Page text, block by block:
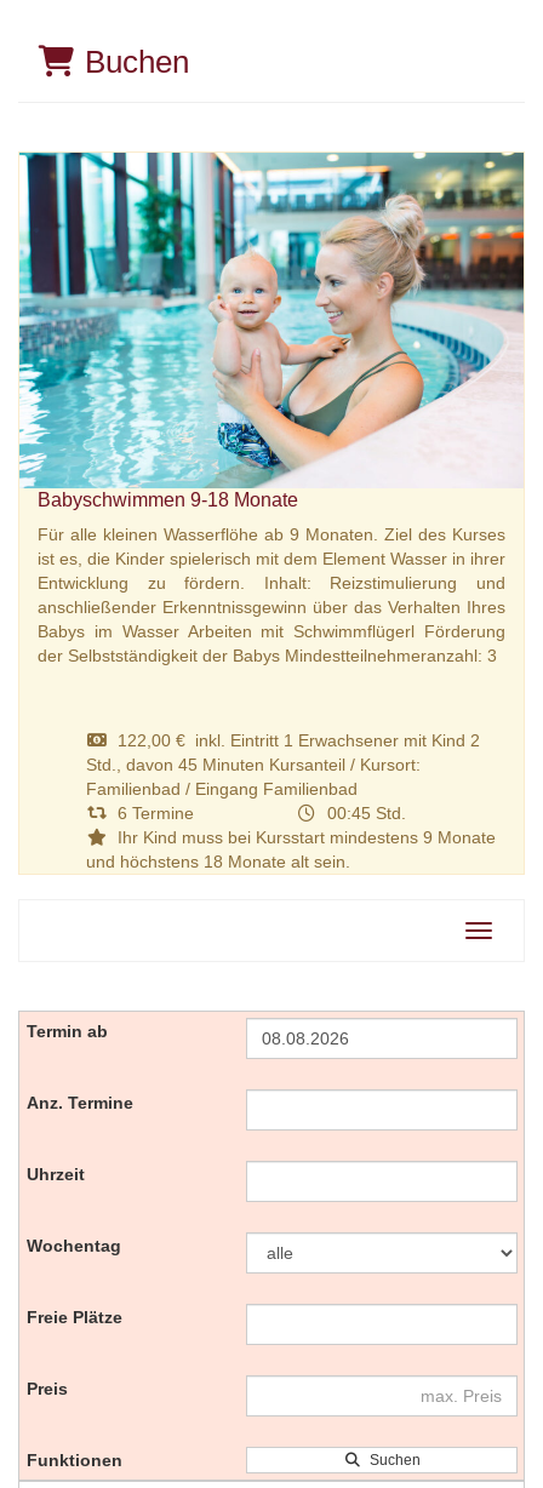
Buchen
Babyschwimmen 9-18 Monate
Für alle kleinen Wasserflöhe ab 9 Monaten. Ziel des Kurses
ist es, die Kinder spielerisch mit dem Element Wasser in ihrer
Entwicklung zu fördern. Inhalt: Reizstimulierung und
anschließender Erkenntnissgewinn über das Verhalten Ihres
Babys im Wasser Arbeiten mit Schwimmflügerl Förderung
der Selbstständigkeit der Babys Mindestteilnehmeranzahl: 3
122,00 € inkl. Eintritt 1 Erwachsener mit Kind 2
Std., davon 45 Minuten Kursanteil / Kursort:
Familienbad / Eingang Familienbad
6 Termine
00:45 Std.
Ihr Kind muss bei Kursstart mindestens 9 Monate
und höchstens 18 Monate alt sein.
Suchen